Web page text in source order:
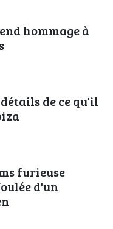
hommage à
de ce qu'il
furieuse
d'un